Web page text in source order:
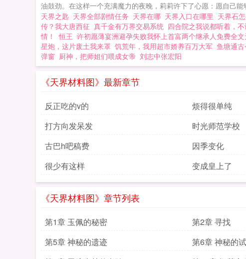
油鼓劲。在这样一个充满魔力的夜晚，莉莉许下了心愿：愿自己
天界之匙 天界全部剧情任务 天界在哪 天界入口在哪里 天界石
传？我大唐西征 真千金有万界交易系统 四合院之我说都听着，
情！
恒王 许初愿薄宴洲避孕失败我怀上首富两个继承人免费全
星炮，这片废土我来罩 饥荒年，我用超市娇养百万大军 鱼塘通
弹窗 厨神，把师姐们喂成女帝 刘志中张宏阳
《天界材料图》最新章节
反正吃的v的 烦得很单纯
打方向发呆发
时光师范学校
古巴h吧稿费
因季变化
很少有这样
变成皇上了
《天界材料图》章节列表
第1章 玉佩的秘密 第2章 寻找
第5章 神秘的遗迹
第6章 神秘的